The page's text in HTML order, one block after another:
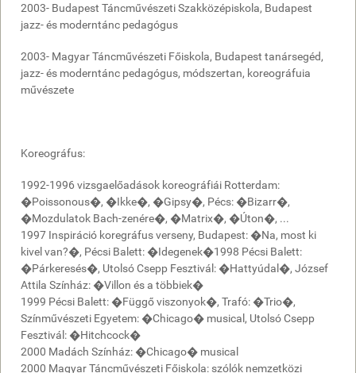
2003- Budapest Táncművészeti Szakközépiskola, Budapest
jazz- és moderntánc pedagógus
2003- Magyar Táncművészeti Főiskola, Budapest tanársegéd,
jazz- és moderntánc pedagógus, módszertan, koreográfuia
művészete
Koreográfus:
1992-1996 vizsgaelőadások koreográfiái Rotterdam:
�Poissonous�, �Ikke�, �Gipsy�, Pécs: �Bizarr�,
�Mozdulatok Bach-zenére�, �Matrix�, �Úton�, ...
1997 Inspiráció koregráfus verseny, Budapest: �Na, most ki
kivel van?�, Pécsi Balett: �Idegenek�1998 Pécsi Balett:
�Párkeresés�, Utolsó Csepp Fesztivál: �Hattyúdal�, József
Attila Színház: �Villon és a többiek�
1999 Pécsi Balett: �Függő viszonyok�, Trafó: �Trio�,
Színművészeti Egyetem: �Chicago� musical, Utolsó Csepp
Fesztivál: �Hitchcock�
2000 Madách Színház: �Chicago� musical
2000 Magyar Táncművészeti Főiskola: szólók nemzetközi